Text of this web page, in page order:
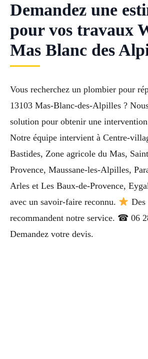
Demandez une
pour vos travaux
Mas Blanc des
Vous recherchez un plombier pour
13103 Mas-Blanc-des-Alpilles ?
solution pour obtenir une
Notre équipe intervient à Centre-
Bastides, Zone agricole du Mas,
Provence, Maussane-les-Alpilles,
Arles et Les Baux-de-Provence,
avec un savoir-faire reconnu.
Des
recommandent notre service. ☎ 06
Demandez votre devis.